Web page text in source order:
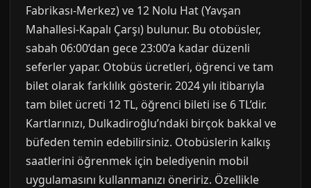
Fabrikası-Merkez) ve 12 Nolu Hat (Yavşan
Mahallesi-Kapalı Çarşı) bulunur. Bu otobüsler,
sabah 06:00’dan gece 23:00’a kadar düzenli
seferler yapar. Otobüs ücretleri, öğrenci ve tam
bilet olarak farklılık gösterir. 2024 yılı itibarıyla
tam bilet ücreti 12 TL, öğrenci bileti ise 6 TL’dir.
Kartlarınızı, Dulkadiroğlu’ndaki birçok bakkal ve
büfeden temin edebilirsiniz. Otobüslerin kalkış
saatlerini öğrenmek için belediyenin mobil
uygulamasını kullanmanızı öneririz. Özellikle